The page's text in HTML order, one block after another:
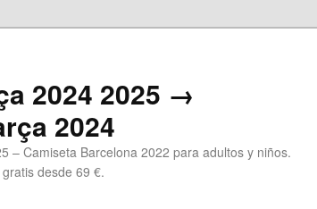
2024 2025 →
2024
– Camiseta Barcelona 2022 para adultos y niños.
desde 69 €.